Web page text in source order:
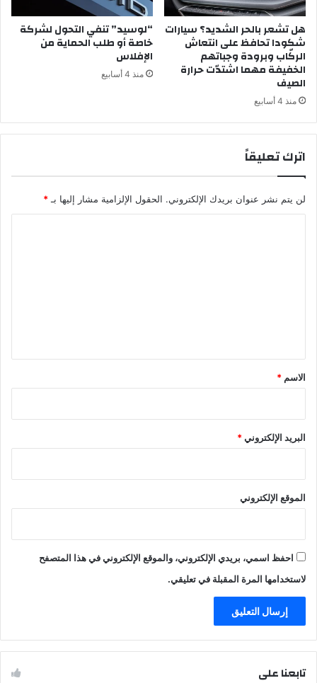
هل تشعر بالحر الشديد؟ سيارات
شكودا تحافظ على انتعاش
الركّاب وبرودة وجباتهم
الخفيفة مهما اشتدّت حرارة
الصيف
منذ 4 أسابيع
“لوسيد” تنفي التحول لشركة
خاصة أو طلب الحماية من
الإفلاس
منذ 4 أسابيع
اترك تعليقاً
لن يتم نشر عنوان بريدك الإلكتروني. الحقول الإلزامية مشار إليها بـ *
*
الاسم *
البريد الإلكتروني*
الموقع الإلكتروني
احفظ اسمي، بريدي الإلكتروني، والموقع الإلكتروني في هذا المتصفح
لاستخدامها المرة المقبلة في تعليقي.
تابعنا على